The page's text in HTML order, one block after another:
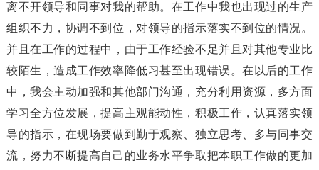
离不开领导和同事对我的帮助。在工作中我也出现过的生产
组织不力，协调不到位，对领导的指示落实不到位的情况。
并且在工作的过程中，由于工作经验不足并且对其他专业比
较陌生，造成工作效率降低习甚至出现错误。在以后的工作
中，我会主动加强和其他部门沟通，充分利用资源，多方面
学习全方位发展，提高主观能动性，积极工作，认真落实领
导的指示，在现场要做到勤于观察、独立思考、多与同事交
流，努力不断提高自己的业务水平争取把本职工作做的更加